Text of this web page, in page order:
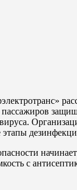
пассажиров
этапы
с